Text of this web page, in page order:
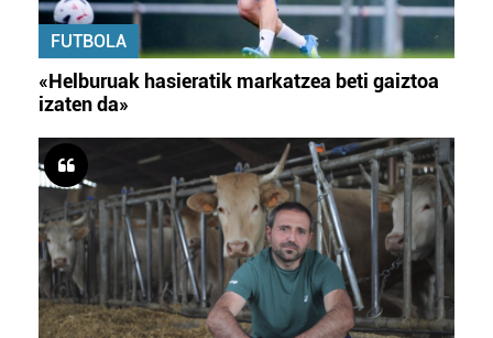
FUTBOLA
«Helburuak hasieratik markatzea beti gaiztoa
izaten da»